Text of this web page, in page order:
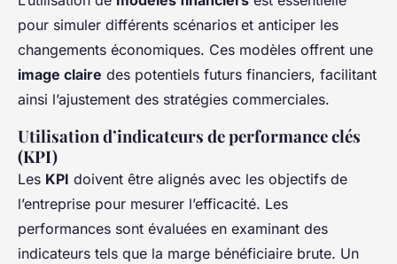
pour simuler différents scénarios et anticiper les
changements économiques. Ces modèles offrent une
image claire des potentiels futurs financiers, facilitant
ainsi l’ajustement des stratégies commerciales.
Utilisation d’indicateurs de performance clés
(KPI)
Les KPI doivent être alignés avec les objectifs de
l’entreprise pour mesurer l’efficacité. Les
performances sont évaluées en examinant des
indicateurs tels que la marge bénéficiaire brute. Un